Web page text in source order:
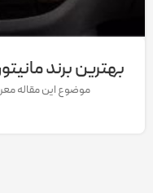
موضوع این مقاله